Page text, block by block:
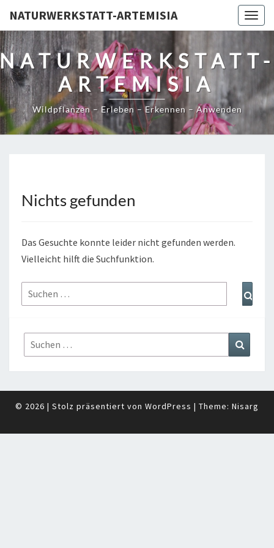
NATURWERKSTATT-ARTEMISIA
ARTEMISIA
Wildpflanzen – Erleben – Erkennen – Anwenden
Nichts
Nichts gefunden
Das Gesuchte konnte leider nicht gefunden werden.
Vielleicht hilft die Suchfunktion.
Suchen
nach:
Suchen
nach:
© 2026 | Stolz präsentiert von WordPress | Theme: Nisarg